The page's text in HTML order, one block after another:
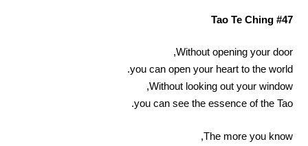
Tao Te Ching #47
Without opening your door,
you can open your heart to the world.
Without looking out your window,
you can see the essence of the Tao.
The more you know,